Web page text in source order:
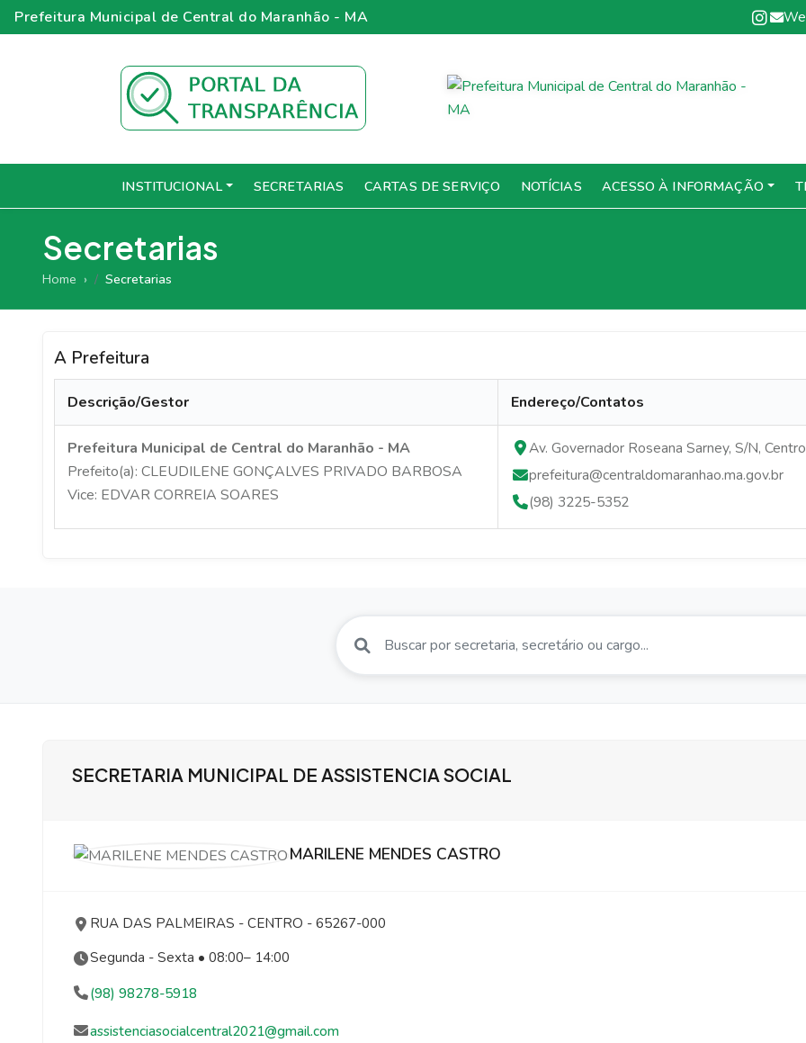
Prefeitura Municipal de Central do Maranhão - MA
INSTITUCIONAL SECRETARIAS CARTAS DE SERVIÇO NOTÍCIAS ACESSO À INFORMAÇÃO
Secretarias
Home Secretarias
A Prefeitura
Descrição/Gestor Endereço/Contatos
Prefeitura Municipal de Central do Maranhão - MA
Prefeito(a): CLEUDILENE GONÇALVES PRIVADO BARBOSA
Vice: EDVAR CORREIA SOARES
Av. Governador Roseana Sarney, S/N,
prefeitura@centraldomaranhao.ma.gov.br
(98) 3225-5352
SECRETARIA MUNICIPAL DE ASSISTENCIA SOCIAL
MARILENE MENDES CASTRO
RUA DAS PALMEIRAS - CENTRO - 65267-000
Segunda - Sexta • 08:00– 14:00
(98) 98278-5918
assistenciasocialcentral2021@gmail.com